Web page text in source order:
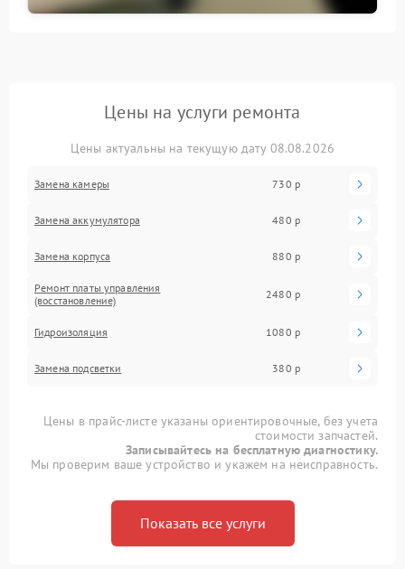
Цены на услуги ремонта
Цены актуальны на текущую дату 08.08.2026
Замена камеры 730 р
Замена аккумулятора 480 р
Замена корпуса 880 р
Ремонт платы управления
(восстановление)
2480 р
Гидроизоляция 1080 р
Замена подсветки 380 р
Цены в прайс-листе указаны ориентировочные, без учета
стоимости запчастей.
Записывайтесь на бесплатную диагностику.
Мы проверим ваше устройство и укажем на неисправность.
Показать все услуги